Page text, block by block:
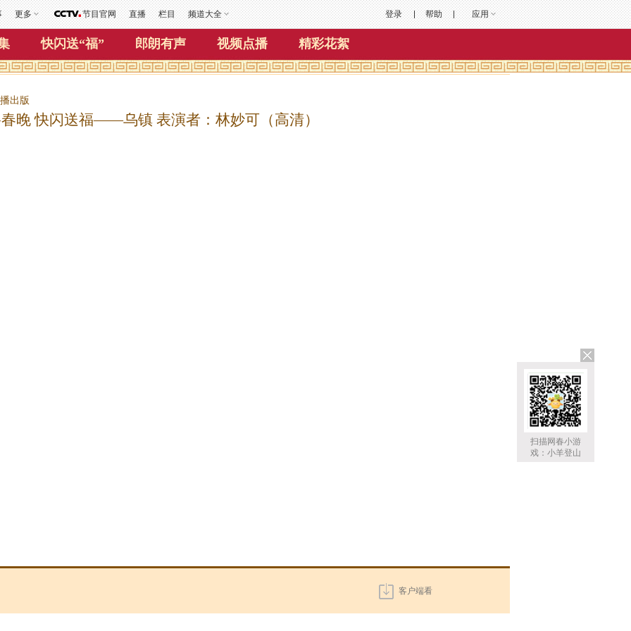
扫描网春小游
戏：小羊登山
更多 节目官网 直播 栏目 频道大全 帮助 应用
登录
快闪送“福” 郎朗有声 视频点播 精彩花絮
出版
晚 快闪送福——乌镇 表演者：林妙可（高清）
客户端看